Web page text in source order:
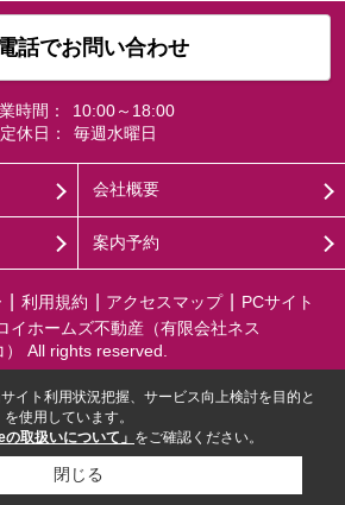
話でお問い合わせ
時間：
10:00～18:00
定休日：
毎週水曜日
会社概要
案内予約
利用規約 アクセスマップ
PCサイト
イホームズ不動産（有限会社ネス
） All rights reserved.
イト利用状況把握、サービス向上検討を目的と
使用しています。
の取扱いについて」 をご確認ください。
閉じる